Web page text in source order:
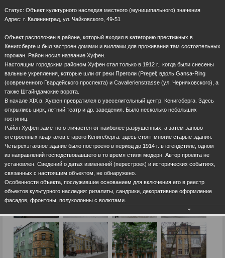
Статус: Объект культурного наследия местного (муниципального) значения
Адрес: г. Калининград, ул. Чайковского, 49-51
Объект расположен в районе, который входил в категорию престижных в
Кенигсберге и был застроен домами и виллами для проживания там состоятельных
горожан. Район носил название Хуфен.
Настоящим городским районом Хуфен стал только в 1912 г., когда были снесены
вальные укрепления, которые шли от реки Преголи (Pregel) вдоль Gansa-Ring
(современного Гвардейского проспекта) и Cavallerienstrasse (ул. Черняховского), а
также Штайндамские ворота.
В начале XIX в. Хуфен превратился в увеселительный центр. Кенигсберга. Здесь
открылись цирк, летний театр и др. заведения. Было несколько небольших
гостиниц.
Район Хуфен заметно отличается от наиболее разрушенных, а затем заново
отстроенных кварталов старого Кенигсберга: здесь стоят многие старые здания.
Четырехэтажное здание было построено в период до 1914 г. в югендстиле, одном
из направлений господствовавшего в то время стиля модерн. Автор проекта не
установлен. Сведений о датах изменений (перестроек) и исторических событиях,
связанных с настоящим объектом, не обнаружено.
Особенности объекта, послужившие основанием для включения его в реестр
объектов культурного наследия: ризалиты, сандрики, декоративное оформление
фасадов, фронтоны, полуколонны с волютами.